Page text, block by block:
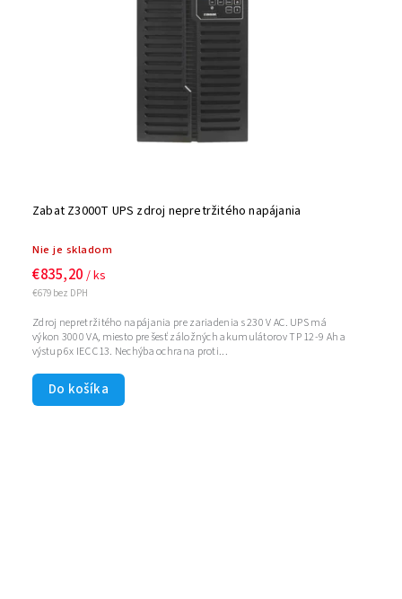
Zabat Z3000T UPS zdroj nepretržitého napájania
Nie je skladom
€679 bez DPH
€835,20 / ks
Do košíka
Zdroj nepretržitého napájania pre zariadenia s 230 V AC. UPS má
výkon 3000 VA, miesto pre šesť záložných akumulátorov TP 12-9 Ah a
výstup 6x IEC C13. Nechýba ochrana proti...